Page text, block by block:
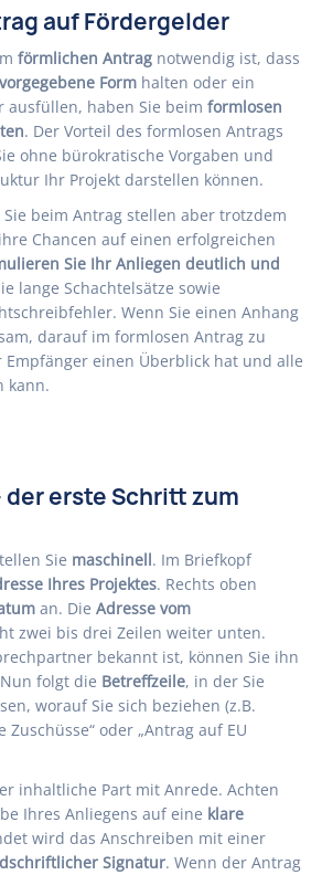
auf Fördergelder
förmlichen Antrag notwendig ist, dass
Form halten oder ein
ausfüllen, haben Sie beim formlosen
. Der Vorteil des formlosen Antrags
ohne bürokratische Vorgaben und
Ihr Projekt darstellen können.
Sie beim Antrag stellen aber trotzdem
Chancen auf einen erfolgreichen
Sie Ihr Anliegen deutlich und
lange Schachtelsätze sowie
Wenn Sie einen Anhang
darauf im formlosen Antrag zu
einen Überblick hat und alle
kann.
erste Schritt zum
Sie maschinell. Im Briefkopf
Ihres Projektes. Rechts oben
an. Die Adresse vom
zwei bis drei Zeilen weiter unten.
bekannt ist, können Sie ihn
folgt die Betreffzeile, in der Sie
worauf Sie sich beziehen (z.B.
oder „Antrag auf EU
inhaltliche Part mit Anrede. Achten
Ihres Anliegens auf eine klare
wird das Anschreiben mit einer
Signatur. Wenn der Antrag